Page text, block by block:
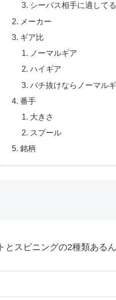
シーバス相手に適して
メーカー
ギア比
ノーマルギア
ハイギア
バチ抜けならノーマル
番手
大きさ
スプール
銘柄
とスピニングの2種類ある